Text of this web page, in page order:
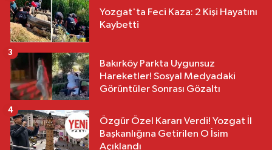
Yozgat'ta Feci Kaza: 2 Kişi Hayatını
Kaybetti
Bakırköy Parkta Uygunsuz
Hareketler! Sosyal Medyadaki
Görüntüler Sonrası Gözaltı
3
Özgür Özel Kararı Verdi! Yozgat İl
Başkanlığına Getirilen O İsim
Açıklandı
4